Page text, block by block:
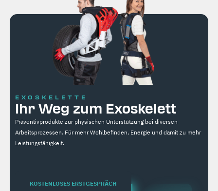
EXOSKELETTE
Ihr Weg zum Exoskelett
Präventivprodukte zur physischen Unterstützung bei diversen
Arbeitsprozessen. Für mehr Wohlbefinden, Energie und damit zu mehr
Leistungsfähigkeit.
KOSTENLOSES ERSTGESPRÄCH